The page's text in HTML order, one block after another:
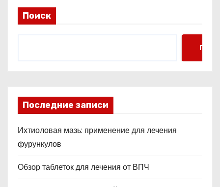
Поиск
Поиск
Последние записи
Ихтиоловая мазь: применение для лечения
фурункулов
Обзор таблеток для лечения от ВПЧ